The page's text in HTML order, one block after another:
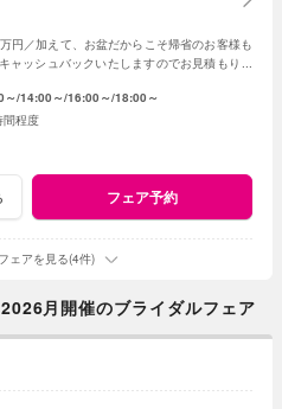
円／加えて、お盆だからこそ帰省のお客様も
ッシュバックいたしますのでお見積もり作
～ 14:00～ 16:00～ 18:00～
間程度
フェア予約
ェアを見る(4件)
月開催のブライダルフェア